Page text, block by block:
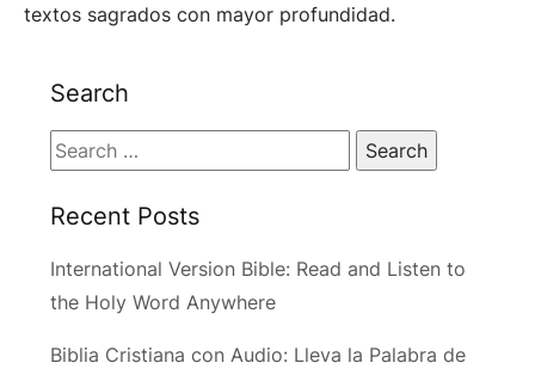
textos sagrados con mayor profundidad.
Search
Search
for:
Recent Posts
International Version Bible: Read and Listen to
the Holy Word Anywhere
Biblia Cristiana con Audio: Lleva la Palabra de